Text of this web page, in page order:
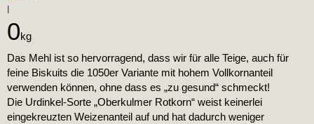
0kg
Das Mehl ist so hervorragend, dass wir für alle Teige, auch für
feine Biskuits die 1050er Variante mit hohem Vollkornanteil
verwenden können, ohne dass es „zu gesund“ schmeckt!
Die Urdinkel-Sorte „Oberkulmer Rotkorn“ weist keinerlei
eingekreuzten Weizenanteil auf und hat dadurch weniger